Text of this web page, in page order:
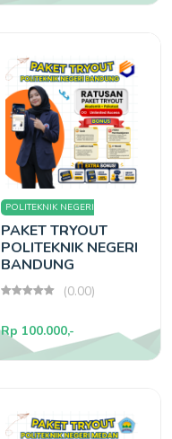
POLITEKNIK NEGERI
BANDUNG
PAKET TRYOUT
POLITEKNIK NEGERI
BANDUNG
(0.00)
Rp 100.000,-